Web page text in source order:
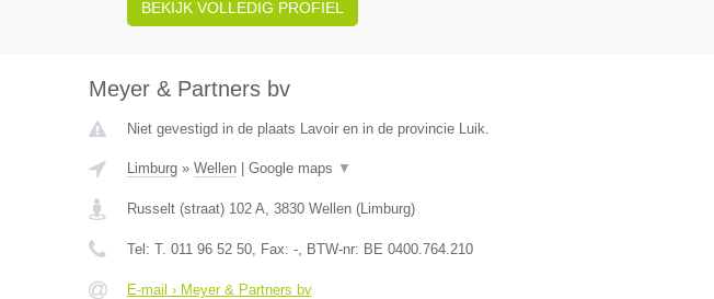
BEKIJK VOLLEDIG PROFIEL
Meyer & Partners bv
Niet gevestigd in de plaats Lavoir en in de provincie Luik.
Limburg» Wellen| Google maps ▼
Russelt (straat) 102 A, 3830 Wellen(Limburg)
Tel: T. 011 96 52 50, Fax: -, BTW-nr: BE 0400.764.210
E-mail › Meyer & Partners bv